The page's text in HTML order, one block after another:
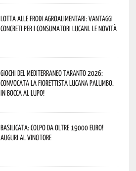
Lotta alle frodi agroalimentari: vantaggi
concreti per i consumatori lucani. Le novità
Giochi del Mediterraneo Taranto 2026:
convocata la fiorettista lucana Palumbo.
In bocca al lupo!
Basilicata: colpo da oltre 19000 Euro!
Auguri al vincitore